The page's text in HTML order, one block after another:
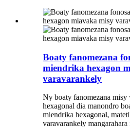
Boaty fanomezana
miendrika hexagon
varavarankely
Ny boaty fanomezana misy
hexagonal dia manondro
miendrika hexagonal,
varavarankely mangarahara